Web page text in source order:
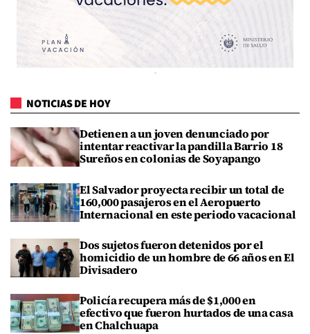
NOTICIAS DE HOY
Detienen a un joven denunciado por
intentar reactivar la pandilla Barrio 18
Sureños en colonias de Soyapango
El Salvador proyecta recibir un total de
160,000 pasajeros en el Aeropuerto
Internacional en este periodo vacacional
Dos sujetos fueron detenidos por el
homicidio de un hombre de 66 años en El
Divisadero
Policía recupera más de $1,000 en
efectivo que fueron hurtados de una casa
en Chalchuapa